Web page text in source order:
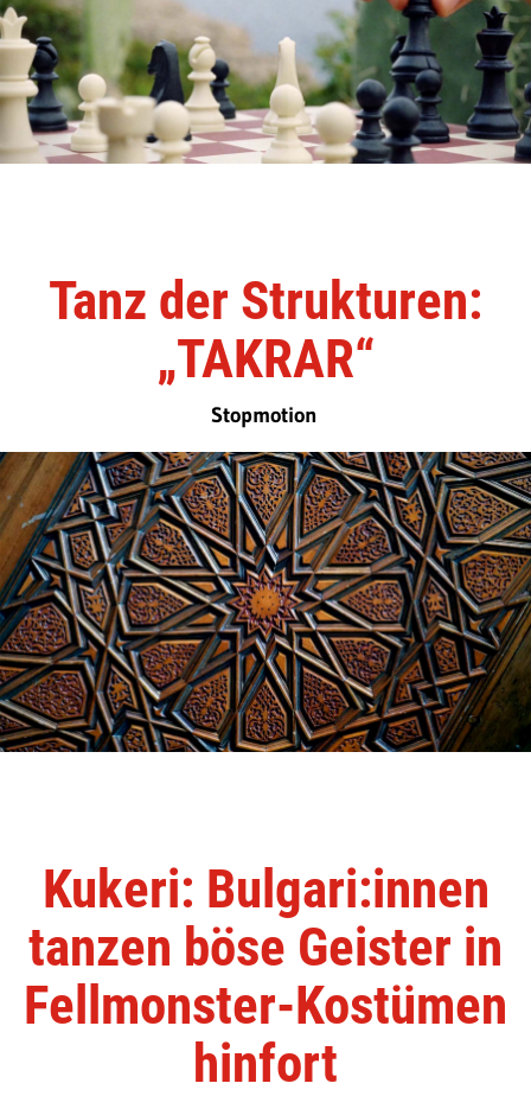
Tanz der Strukturen:
„TAKRAR“
Stopmotion
Kukeri: Bulgari:innen
tanzen böse Geister in
Fellmonster-Kostümen
hinfort